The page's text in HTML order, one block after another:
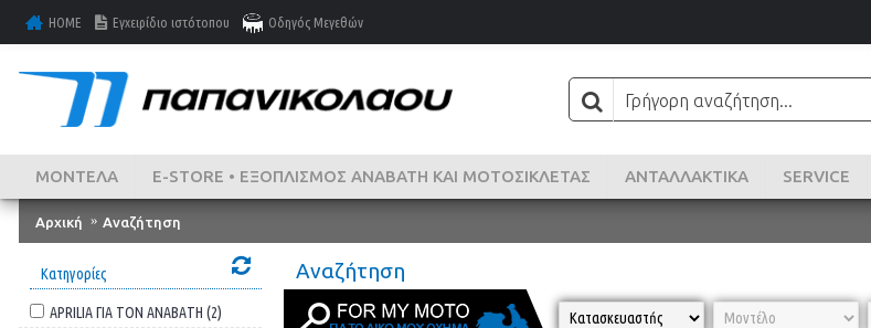
HOME Εγχειρίδιο ιστότοπου Οδηγός Μεγεθών
ΜΟΝΤΕΛΑ E-STORE • ΕΞΟΠΛΙΣΜΌΣ ΑΝΑΒΆΤΗ ΚΑΙ ΜΟΤΟΣΙΚΛΈΤΑΣ ΑΝΤΑΛΛΑΚΤΙΚΑ SERVICE
Αρχική Αναζήτηση
Κατηγορίες
APRILIA ΓΙΑ ΤΟΝ ΑΝΑΒΑΤΗ (2)
Αναζήτηση